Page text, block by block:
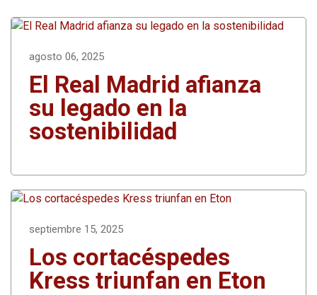
agosto 06, 2025
El Real Madrid afianza
su legado en la
sostenibilidad
septiembre 15, 2025
Los cortacéspedes
Kress triunfan en Eton